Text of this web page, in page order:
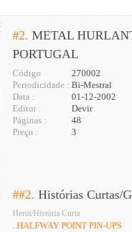
#2. METAL
PORTUGAL
Código
270002
Periodicidade : Bi-Mestral
Data :
01-12-2002
Editor :
Devir
Páginas :
48
Preço :
3
##2. Histórias Curtas/
Herói/História Curta
. HALFWAY POINT PIN-UPS